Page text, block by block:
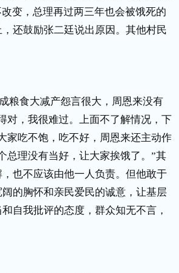
变，总理再过两三年也会被饿死的
还鼓励张二廷说出原因。其他村民
粮食大减产怨言很大，周恩来没有
对，我很难过。上面不了解情况，下
家吃不饱，吃不好，周恩来还主动作
总理没有当好，让大家挨饿了。”其
也不应该由他一人负责。但他敢于
的胸怀和亲民爱民的诚意，让基层
自我批评的态度，群众知无不言，